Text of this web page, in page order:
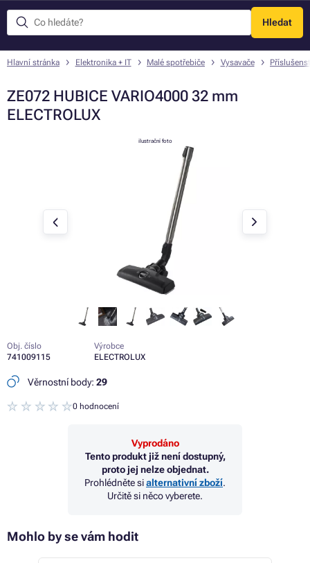
Hledat
Menu
Hlavní stránka Elektronika + IT Malé spotřebiče Vysavače
ZE072 HUBICE VARIO4000 32 mm
ELECTROLUX
ilustrační foto
Obj. číslo
741009115
Výrobce
ELECTROLUX
Věrnostní body: 29
0 hodnocení
Vyprodáno
Tento produkt již není dostupný,
proto jej nelze objednat.
Prohlédněte sialternativní zboží.
Určitě si něco vyberete.
Mohlo by se vám hodit